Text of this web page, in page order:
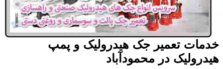
خدمات تعمیر جک هیدرولیک و پمپ
هیدرولیک در محمودآباد